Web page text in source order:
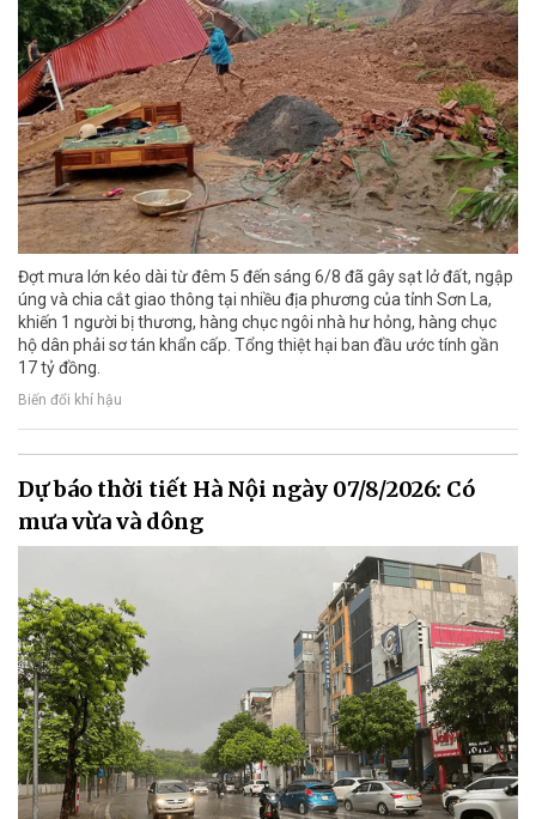
Đợt mưa lớn kéo dài từ đêm 5 đến sáng 6/8 đã gây sạt lở đất, ngập
úng và chia cắt giao thông tại nhiều địa phương của tỉnh Sơn La,
khiến 1 người bị thương, hàng chục ngôi nhà hư hỏng, hàng chục
hộ dân phải sơ tán khẩn cấp. Tổng thiệt hại ban đầu ước tính gần
17 tỷ đồng.
Biến đổi khí hậu
Dự báo thời tiết Hà Nội ngày 07/8/2026: Có
mưa vừa và dông